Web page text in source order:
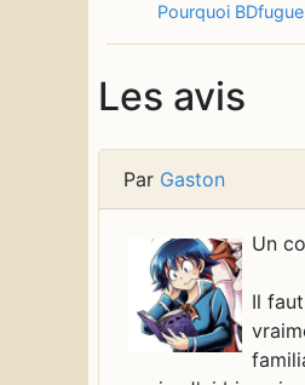
Pourquoi
Les avis
Par Gaston
Un
Il